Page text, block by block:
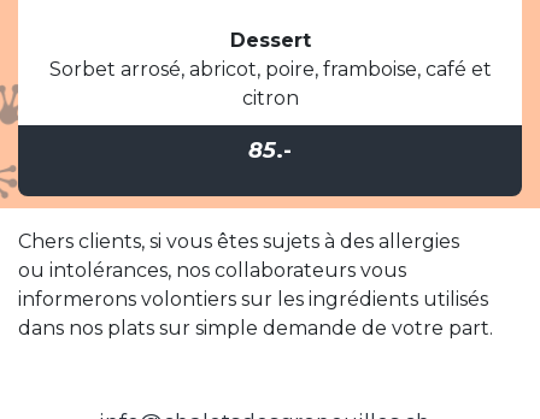
Dessert
Sorbet arrosé, abricot, poire, framboise, café et
citron
85.-
Chers clients, si vous êtes sujets à des allergies
ou intolérances, nos collaborateurs vous
informerons volontiers sur les ingrédients utilisés
dans nos plats sur simple demande de votre part.